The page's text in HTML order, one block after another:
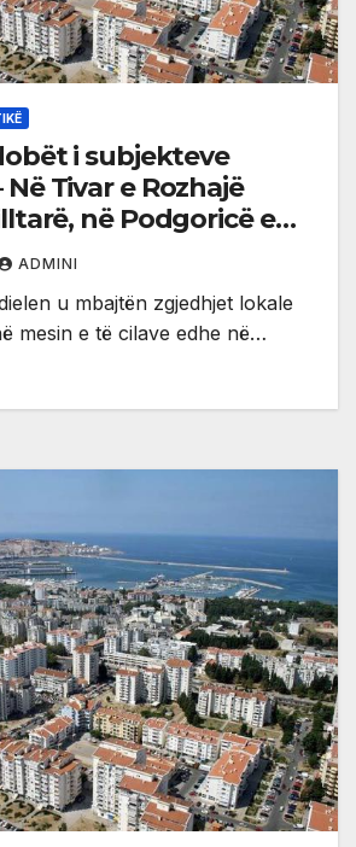
i subjekteve
Tivar e Rozhajë
në Podgoricë e
ADMINI
u mbajtën zgjedhjet lokale
mesin e të cilave edhe në…